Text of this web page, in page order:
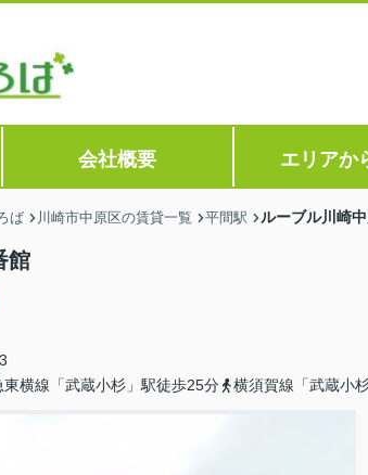
会社概要 エリアか
ば 川崎市中原区の賃貸一覧 平間駅 ルーブル川崎
館
東横線「武蔵小杉」駅徒歩25分 横須賀線「武蔵小